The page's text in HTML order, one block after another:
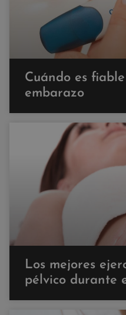
Cuándo es
embarazo
Los mejores
pélvico durante